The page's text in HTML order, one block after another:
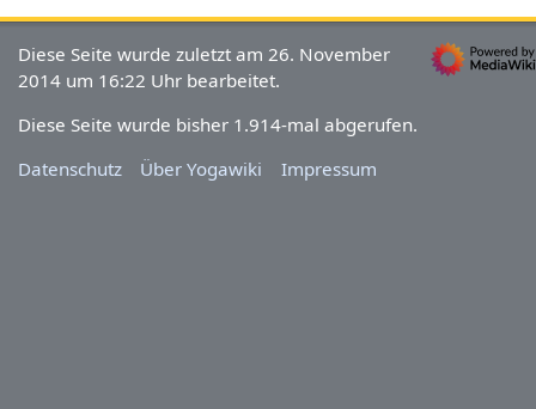
Diese Seite wurde zuletzt am 26. November
2014 um 16:22 Uhr bearbeitet.
Diese Seite wurde bisher 1.914-mal abgerufen.
Datenschutz
Über Yogawiki Impressum